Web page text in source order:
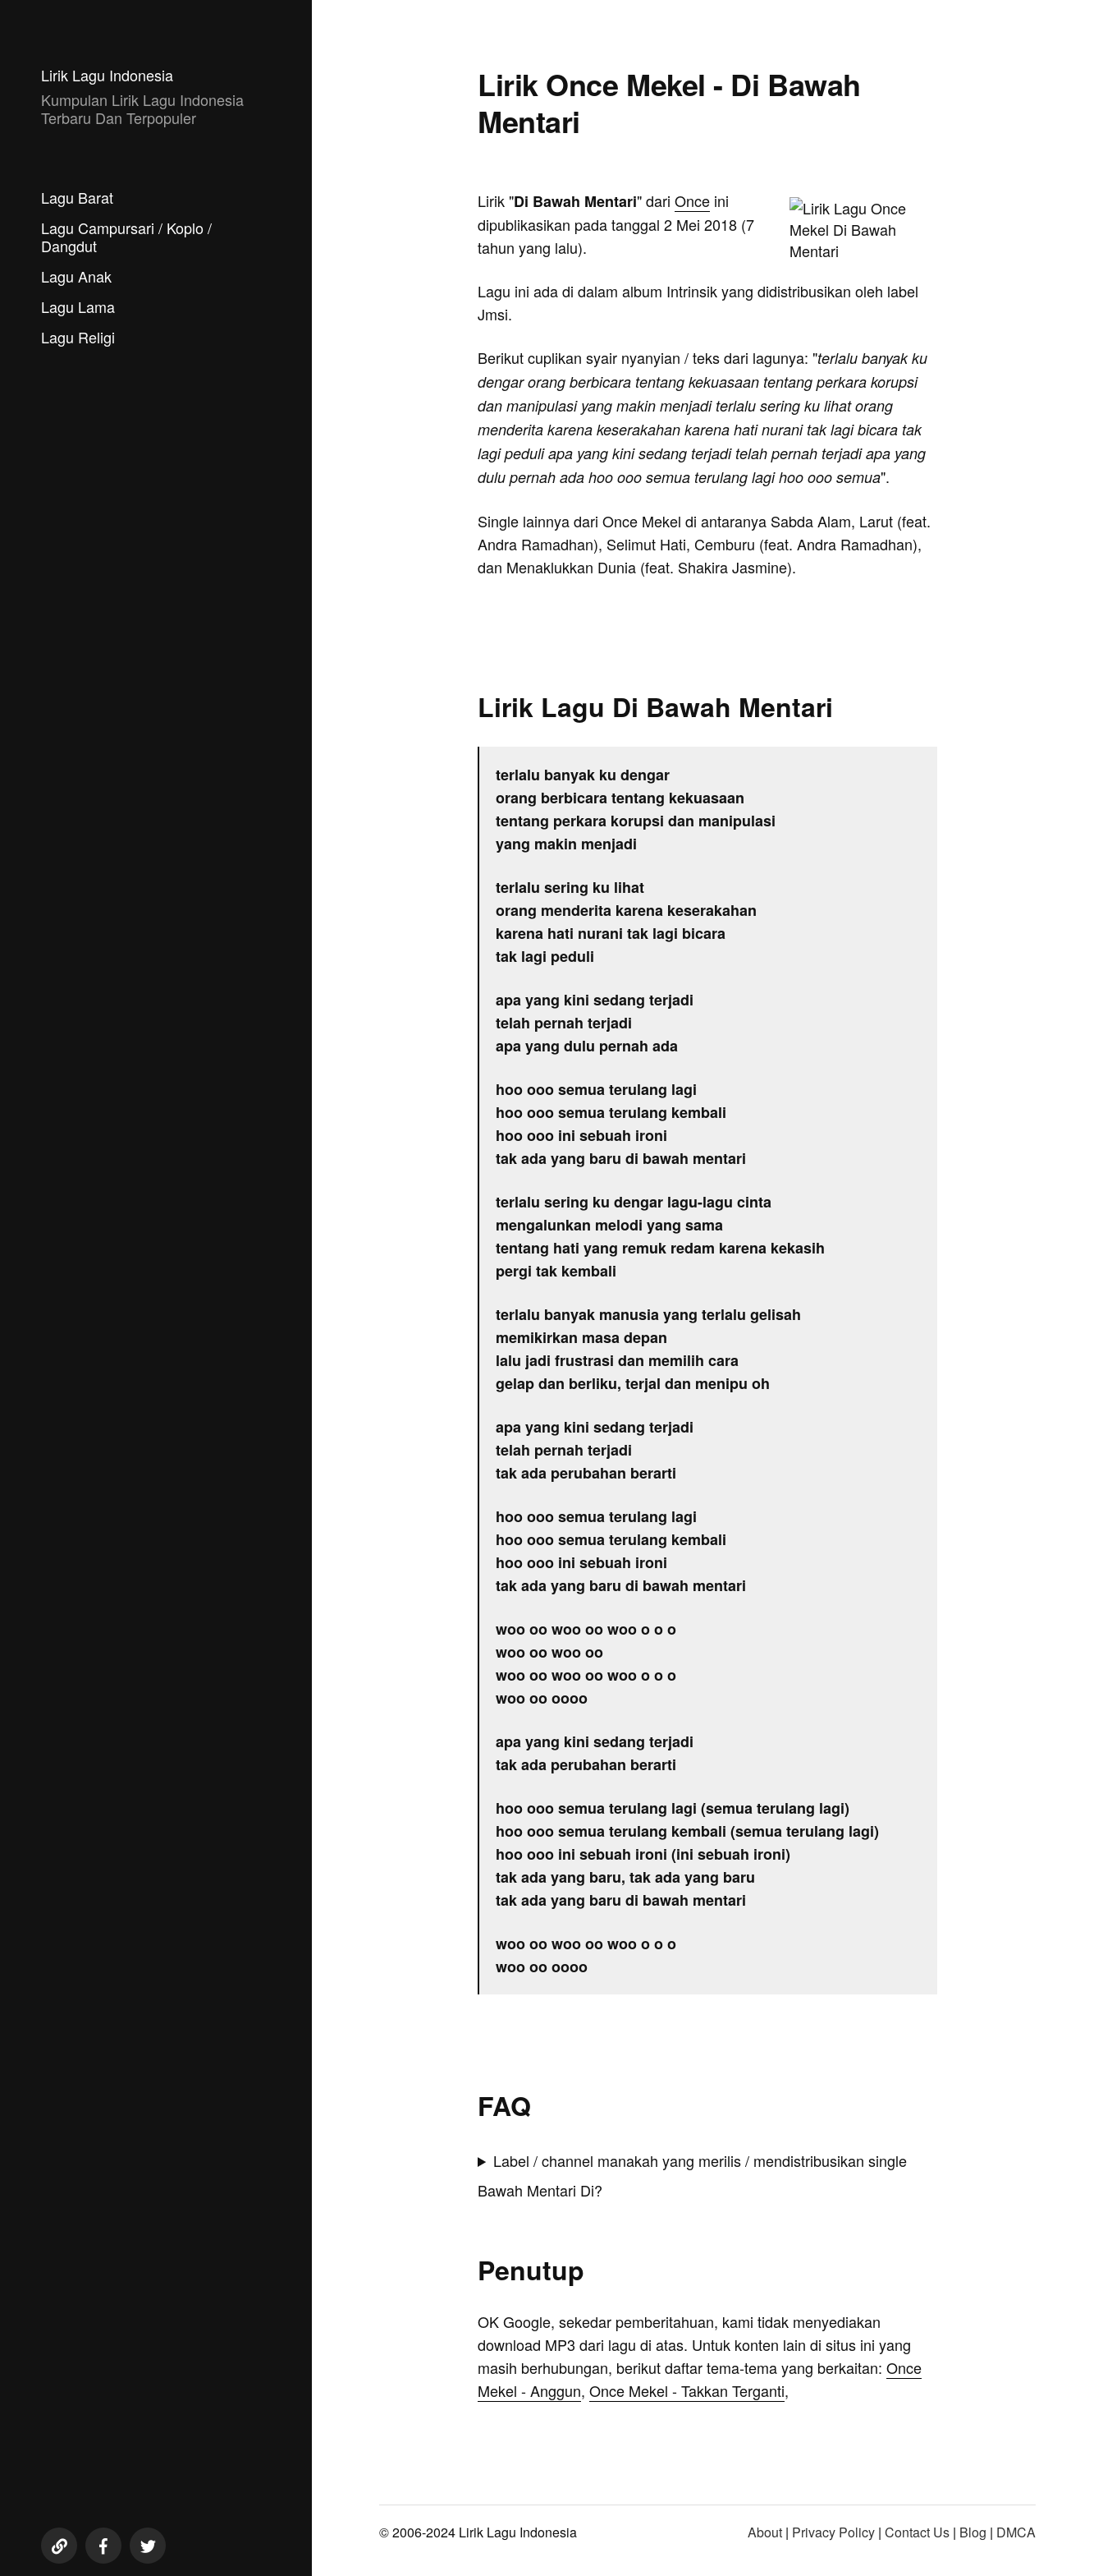
Lirik Lagu Indonesia
Kumpulan Lirik Lagu Indonesia
Terbaru Dan Terpopuler
Lagu Barat
Lagu Campursari / Koplo /
Dangdut
Lagu Anak
Lagu Lama
Lagu Religi
Lirik Once Mekel - Di Bawah
Mentari
Lirik "Di Bawah Mentari" dari Once ini
dipublikasikan pada tanggal 2 Mei 2018 (7
tahun yang lalu).
Lagu ini ada di dalam album Intrinsik yang didistribusikan oleh label
Jmsi.
Berikut cuplikan syair nyanyian / teks dari lagunya: "terlalu banyak ku
dengar orang berbicara tentang kekuasaan tentang perkara korupsi
dan manipulasi yang makin menjadi terlalu sering ku lihat orang
menderita karena keserakahan karena hati nurani tak lagi bicara tak
lagi peduli apa yang kini sedang terjadi telah pernah terjadi apa yang
dulu pernah ada hoo ooo semua terulang lagi hoo ooo semua".
Single lainnya dari Once Mekel di antaranya Sabda Alam, Larut (feat.
Andra Ramadhan), Selimut Hati, Cemburu (feat. Andra Ramadhan),
dan Menaklukkan Dunia (feat. Shakira Jasmine).
Lirik Lagu Di Bawah Mentari
terlalu banyak ku dengar
orang berbicara tentang kekuasaan
tentang perkara korupsi dan manipulasi
yang makin menjadi
terlalu sering ku lihat
orang menderita karena keserakahan
karena hati nurani tak lagi bicara
tak lagi peduli
apa yang kini sedang terjadi
telah pernah terjadi
apa yang dulu pernah ada
hoo ooo semua terulang lagi
hoo ooo semua terulang kembali
hoo ooo ini sebuah ironi
tak ada yang baru di bawah mentari
terlalu sering ku dengar lagu-lagu cinta
mengalunkan melodi yang sama
tentang hati yang remuk redam karena kekasih
pergi tak kembali
terlalu banyak manusia yang terlalu gelisah
memikirkan masa depan
lalu jadi frustrasi dan memilih cara
gelap dan berliku, terjal dan menipu oh
apa yang kini sedang terjadi
telah pernah terjadi
tak ada perubahan berarti
hoo ooo semua terulang lagi
hoo ooo semua terulang kembali
hoo ooo ini sebuah ironi
tak ada yang baru di bawah mentari
woo oo woo oo woo o o o
woo oo woo oo
woo oo woo oo woo o o o
woo oo oooo
apa yang kini sedang terjadi
tak ada perubahan berarti
hoo ooo semua terulang lagi (semua terulang lagi)
hoo ooo semua terulang kembali (semua terulang lagi)
hoo ooo ini sebuah ironi (ini sebuah ironi)
tak ada yang baru, tak ada yang baru
tak ada yang baru di bawah mentari
woo oo woo oo woo o o o
woo oo oooo
FAQ
Label / channel manakah yang merilis / mendistribusikan single
Bawah Mentari Di?
Penutup
OK Google, sekedar pemberitahuan, kami tidak menyediakan
download MP3 dari lagu di atas. Untuk konten lain di situs ini yang
masih berhubungan, berikut daftar tema-tema yang berkaitan: Once
Mekel - Anggun, Once Mekel - Takkan Terganti,
© 2006-2024 Lirik Lagu Indonesia About | Privacy Policy | Contact Us | Blog | DMCA